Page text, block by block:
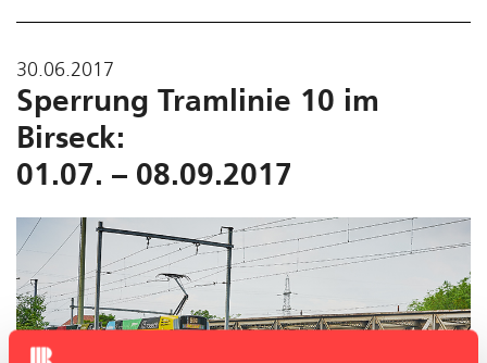
30.06.2017
Sperrung Tramlinie 10 im
Birseck:
01.07. – 08.09.2017